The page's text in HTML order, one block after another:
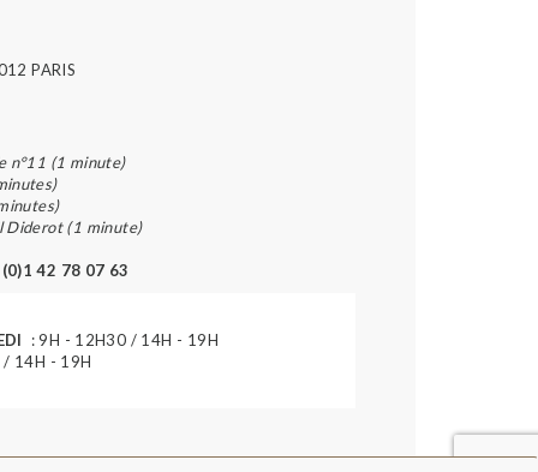
PARIS
n°11 (1 minute)
Diderot (1 minute)
42 78 07 63
: 9H - 12H30 / 14H - 19H
14H - 19H